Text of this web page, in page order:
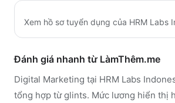
Xem hồ sơ tuyển dụng của HRM Labs
Đánh giá nhanh từ LàmThêm.me
Digital Marketing tại HRM Labs
tổng hợp từ glints. Mức lương hiển thị